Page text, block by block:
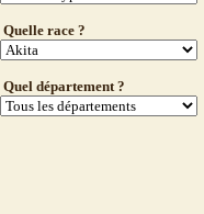
Quelle race ?
Quel département ?